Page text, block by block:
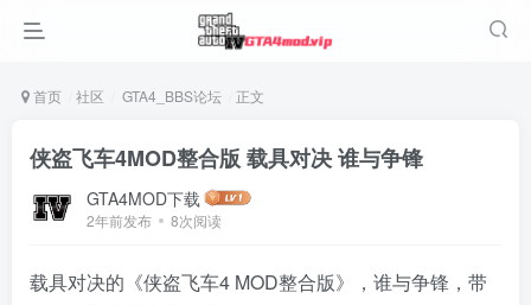
首页 社区 GTA4_BBS论坛 正文
侠盗飞车4MOD整合版 载具对决 谁与争锋
GTA4MOD下载
2年前发布 8次阅读
载具对决的《侠盗飞车4 MOD整合版》，谁与争锋，带